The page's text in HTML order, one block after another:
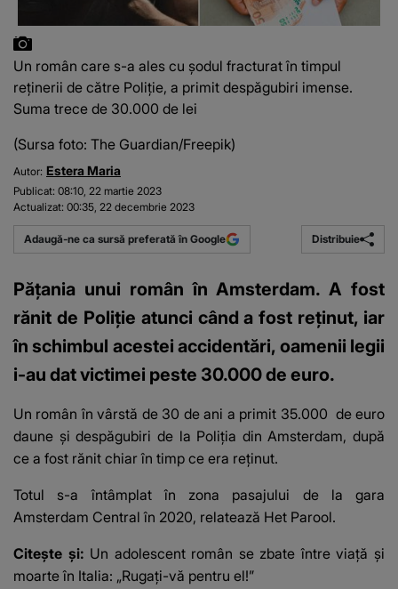
Un român care s-a ales cu șodul fracturat în timpul
reținerii de către Poliție, a primit despăgubiri imense.
Suma trece de 30.000 de lei
(Sursa foto: The Guardian/Freepik)
Autor: Estera Maria
Publicat: 08:10, 22 martie 2023
Actualizat: 00:35, 22 decembrie 2023
Adaugă-ne ca sursă preferată în Google Distribuie
Pățania unui român în Amsterdam. A fost
rănit de Poliție atunci când a fost reținut, iar
în schimbul acestei accidentări, oamenii legii
i-au dat victimei peste 30.000 de euro.
Un român în vârstă de 30 de ani a primit 35.000 de euro
daune și despăgubiri de la Poliția din Amsterdam, după
ce a fost rănit chiar în timp ce era reținut.
Totul s-a întâmplat în zona pasajului de la gara
Amsterdam Central în 2020, relatează Het Parool.
Citește și: Un adolescent român se zbate între viață și
moarte în Italia: „Rugați-vă pentru el!”